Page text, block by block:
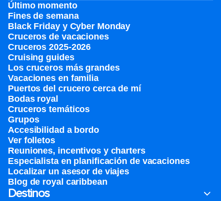
Último momento
Fines de semana
Black Friday y Cyber Monday
Cruceros de vacaciones
Cruceros 2025-2026
Cruising guides
Los cruceros más grandes
Vacaciones en familia
Puertos del crucero cerca de mí
Bodas royal
Cruceros temáticos
Grupos
Accesibilidad a bordo
Ver folletos
Reuniones, incentivos y charters​
Especialista en planificación de vacaciones
Localizar un asesor de viajes
Blog de royal caribbean
Destinos